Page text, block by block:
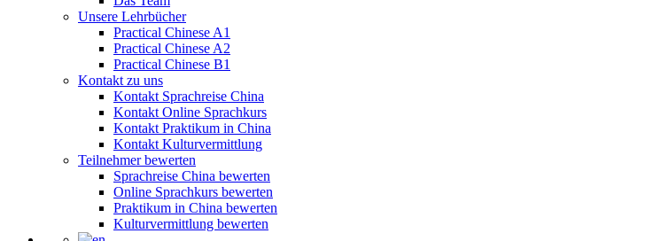
Unsere Lehrbücher
Practical Chinese A1
Practical Chinese A2
Practical Chinese B1
Kontakt zu uns
Kontakt Sprachreise China
Kontakt Online Sprachkurs
Kontakt Praktikum in China
Kontakt Kulturvermittlung
Teilnehmer bewerten
Sprachreise China bewerten
Online Sprachkurs bewerten
Praktikum in China bewerten
Kulturvermittlung bewerten